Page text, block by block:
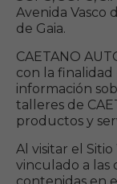
Avenida Vasco
de Gaia.
CAETANO
con la
información
talleres de
productos y
Al visitar el
vinculado a las